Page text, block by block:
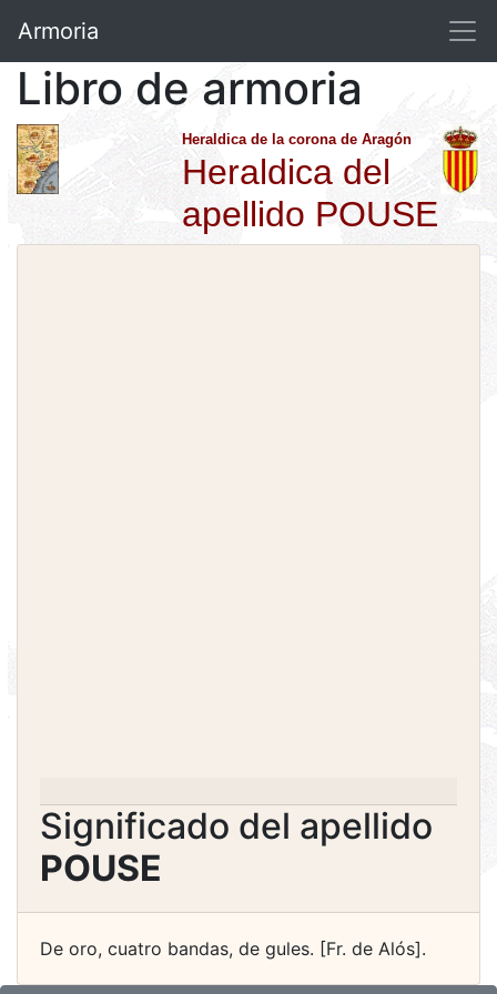
Armoria
Libro de armoria
Heraldica de la corona de Aragón
Heraldica del
apellido POUSE
Significado del apellido
POUSE
De oro, cuatro bandas, de gules. [Fr. de Alós].